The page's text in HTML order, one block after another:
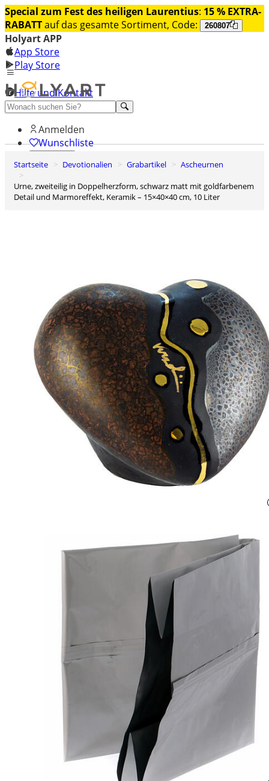
Special zum Fest des heiligen Laurentius: 15 % EXTRA-
RABATTauf das gesamte Sortiment, Code: 260807
Holyart APP
App Store
Play Store
Hilfe und Kontakt
Entdecken Sie Premium
Anmelden
Wunschliste
0
Startseite Devotionalien Grabartikel
Ascheurnen
Urne, zweiteilig in Doppelherzform, schwarz matt mit goldfarbenem
Detail und Marmoreffekt, Keramik – 15×40×40 cm, 10 Liter